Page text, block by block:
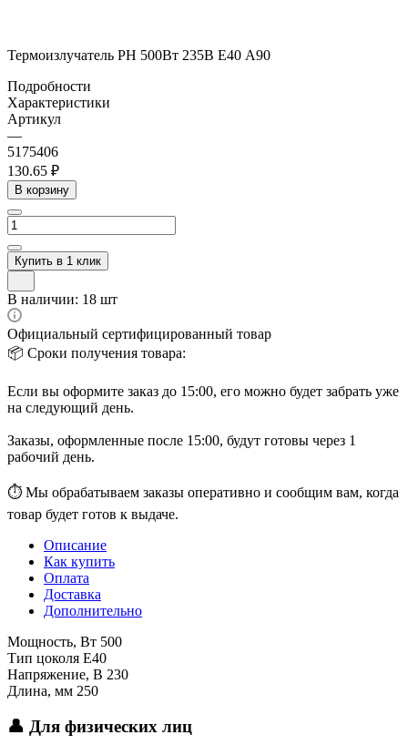
Термоизлучатель РН 500Вт 235В E40 А90
Подробности
Характеристики
Артикул
—
5175406
130.65 ₽
В корзину
Купить в 1 клик
В наличии: 18 шт
Официальный сертифицированный товар
📦 Сроки получения товара:
Если вы оформите заказ до 15:00, его можно будет забрать уже
на следующий день.
Заказы, оформленные после 15:00, будут готовы через 1
рабочий день.
⏱ Мы обрабатываем заказы оперативно и сообщим вам, когда
товар будет готов к выдаче.
Описание
Как купить
Оплата
Доставка
Дополнительно
Мощность, Вт 500
Тип цоколя E40
Напряжение, В 230
Длина, мм 250
👤 Для физических лиц